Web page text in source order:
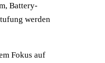
Battery-
werden
Fokus auf